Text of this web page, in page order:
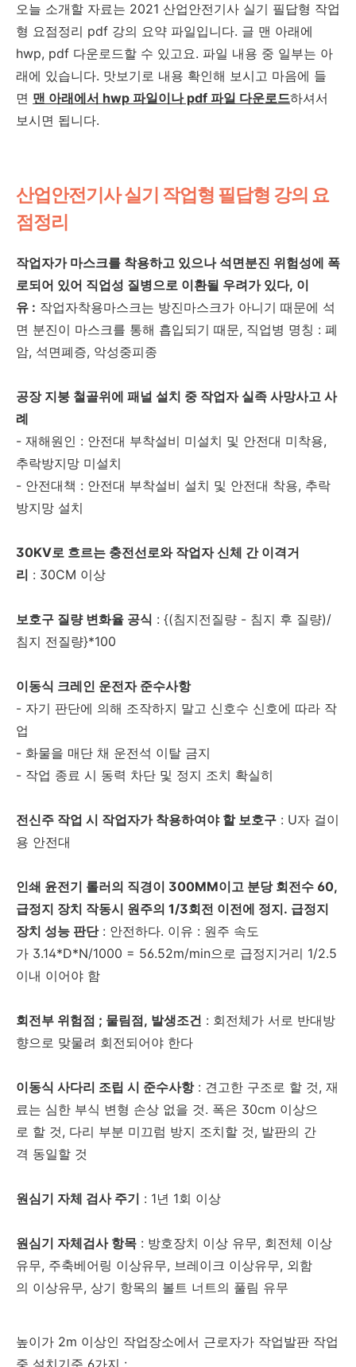
오늘 소개할 자료는 2021 산업안전기사 실기 필답형 작업
형 요점정리 pdf 강의 요약 파일입니다. 글 맨 아래에
hwp, pdf 다운로드할 수 있고요. 파일 내용 중 일부는 아
래에 있습니다. 맛보기로 내용 확인해 보시고 마음에 들
면 맨 아래에서 hwp 파일이나 pdf 파일 다운로드하셔서
보시면 됩니다.
산업안전기사 실기 작업형 필답형 강의 요
점정리
작업자가 마스크를 착용하고 있으나 석면분진 위험성에 폭
로되어 있어 직업성 질병으로 이환될 우려가 있다, 이
유 : 작업자착용마스크는 방진마스크가 아니기 때문에 석
면 분진이 마스크를 통해 흡입되기 때문, 직업병 명칭 : 폐
암, 석면폐증, 악성중피종
공장 지붕 철골위에 패널 설치 중 작업자 실족 사망사고 사
례
- 재해원인 : 안전대 부착설비 미설치 및 안전대 미착용,
추락방지망 미설치
- 안전대책 : 안전대 부착설비 설치 및 안전대 착용, 추락
방지망 설치
30KV로 흐르는 충전선로와 작업자 신체 간 이격거
리 : 30CM 이상
보호구 질량 변화율 공식 : {(침지전질량 - 침지 후 질량)/
침지 전질량}*100
이동식 크레인 운전자 준수사항
- 자기 판단에 의해 조작하지 말고 신호수 신호에 따라 작
업
- 화물을 매단 채 운전석 이탈 금지
- 작업 종료 시 동력 차단 및 정지 조치 확실히
전신주 작업 시 작업자가 착용하여야 할 보호구 : U자 걸이
용 안전대
인쇄 윤전기 롤러의 직경이 300MM이고 분당 회전수 60,
급정지 장치 작동시 원주의 1/3회전 이전에 정지. 급정지
장치 성능 판단 : 안전하다. 이유 : 원주 속도
가 3.14*D*N/1000 = 56.52m/min으로 급정지거리 1/2.5
이내 이어야 함
회전부 위험점 ; 물림점, 발생조건 : 회전체가 서로 반대방
향으로 맞물려 회전되어야 한다
이동식 사다리 조립 시 준수사항 : 견고한 구조로 할 것, 재
료는 심한 부식 변형 손상 없을 것. 폭은 30cm 이상으
로 할 것, 다리 부분 미끄럼 방지 조치할 것, 발판의 간
격 동일할 것
원심기 자체 검사 주기 : 1년 1회 이상
원심기 자체검사 항목 : 방호장치 이상 유무, 회전체 이상
유무, 주축베어링 이상유무, 브레이크 이상유무, 외함
의 이상유무, 상기 항목의 볼트 너트의 풀림 유무
높이가 2m 이상인 작업장소에서 근로자가 작업발판 작업